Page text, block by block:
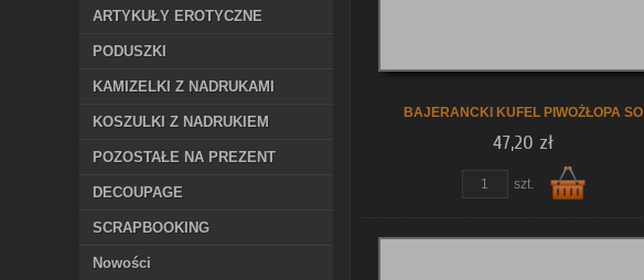
ARTYKUŁY EROTYCZNE
PODUSZKI
KAMIZELKI Z NADRUKAMI
KOSZULKI Z NADRUKIEM
POZOSTAŁE NA PREZENT
DECOUPAGE
SCRAPBOOKING
Nowości
BAJERANCKI KUFEL PIWOŻŁOPA SO
47,20 zł
szt.